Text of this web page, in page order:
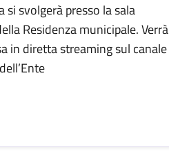
si svolgerà presso la sala
Residenza municipale. Verrà
in diretta streaming sul canale